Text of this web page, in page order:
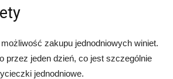
zakupu jednodniowych winiet.
przez jeden dzień, co jest szczególnie
jednodniowe.